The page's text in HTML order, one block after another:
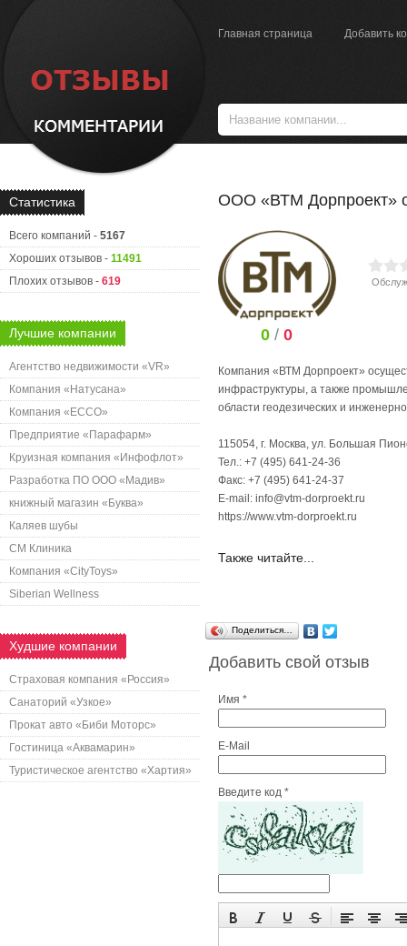
Главная страница Добавить
Статистика
Всего компаний - 5167
Хороших отзывов - 11491
Плохих отзывов - 619
Лучшие компании
Агентство недвижимости «VR»
Компания «Натусана»
Компания «ECCO»
Предприятие «Парафарм»
Круизная компания «Инфофлот»
Разработка ПО ООО «Мадив»
книжный магазин «Буква»
Каляев шубы
СМ Клиника
Компания «CityToys»
Siberian Wellness
Худшие компании
Страховая компания «Россия»
Санаторий «Узкое»
Прокат авто «Биби Моторс»
Гостиница «Аквамарин»
Туристическое агентство «Хартия»
ООО «ВТМ Дорпроект»
0 /0
Компания «ВТМ Дорпроект»
инфраструктуры, а также
области геодезических и
115054, г. Москва, ул. Большая
Тел.: +7 (495) 641-24-36
Факс: +7 (495) 641-24-37
E-mail: info@vtm-dorproekt.ru
https://www.vtm-dorproekt.ru
Также читайте...
Поделиться…
Добавить свой отзыв
Имя *
E-Mail
Введите код *